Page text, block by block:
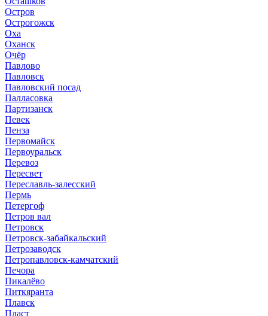
Остров
Острогожск
Оха
Оханск
Очёр
Павлово
Павловск
Павловский посад
Палласовка
Партизанск
Певек
Пенза
Первомайск
Первоуральск
Перевоз
Пересвет
Переславль-залесский
Пермь
Петергоф
Петров вал
Петровск
Петровск-забайкальский
Петрозаводск
Петропавловск-камчатский
Печора
Пикалёво
Питкяранта
Плавск
Пласт